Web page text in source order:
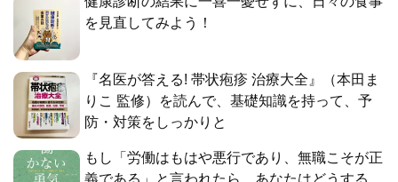
を見直してみよう！
『名医が答える! 帯状疱疹 治療大全』（本田ま
りこ 監修）を読んで、基礎知識を持って、予
防・対策をしっかりと
もし「労働はもはや悪行であり、無職こそが正
義である」と言われたら、あなたはどうする